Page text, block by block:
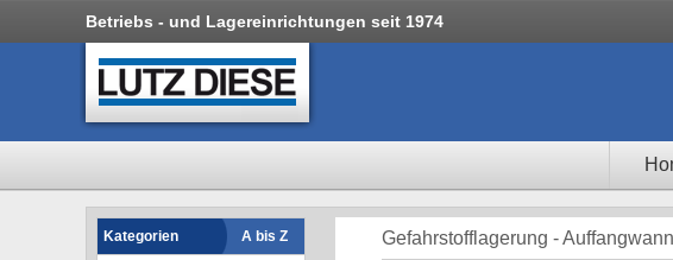
Betriebs - und Lagereinrichtungen seit 1974
Kategorien
A bis Z
Gefahrstofflagerung -